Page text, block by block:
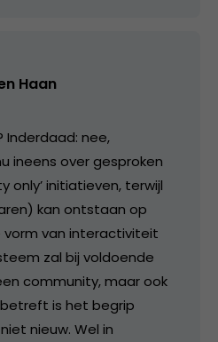
Haan
Inderdaad: nee,
ineens over gesproken
only’ initiatieven, terwijl
kan ontstaan op
van interactiviteit
zal bij voldoende
community, maar ook
is het begrip
nieuw. Wel in